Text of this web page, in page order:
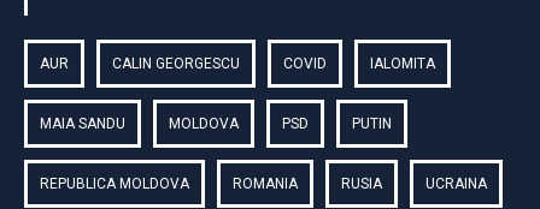
AUR CALIN GEORGESCU COVID IALOMITA
MAIA SANDU MOLDOVA PSD PUTIN
REPUBLICA MOLDOVA ROMANIA RUSIA UCRAINA